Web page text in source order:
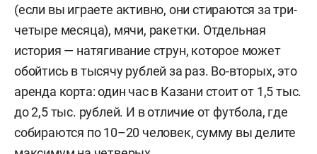
(если вы играете активно, они стираются за три-
четыре месяца), мячи, ракетки. Отдельная
история — натягивание струн, которое может
обойтись в тысячу рублей за раз. Во-вторых, это
аренда корта: один час в Казани стоит от 1,5 тыс.
до 2,5 тыс. рублей. И в отличие от футбола, где
собираются по 10–20 человек, сумму вы делите